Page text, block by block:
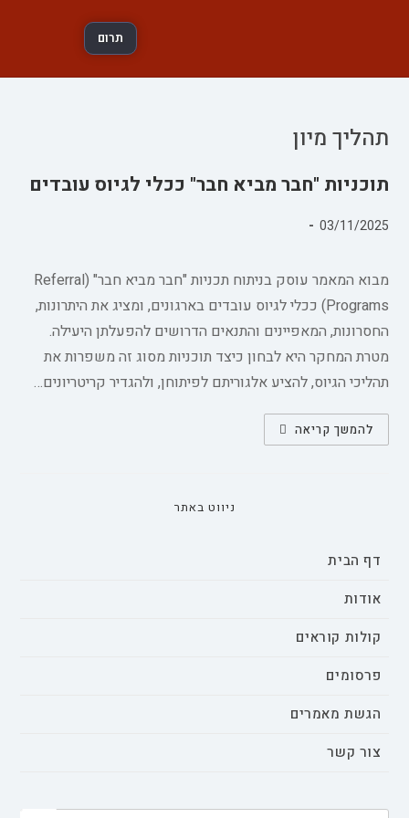
תרום
תהליך מיון
תוכניות "חבר מביא חבר" ככלי לגיוס עובדים
פורסם:
03/11/2025
מבוא המאמר עוסק בניתוח תכניות "חבר מביא חבר" (Referral
Programs) ככלי לגיוס עובדים בארגונים, ומציג את היתרונות,
החסרונות, המאפיינים והתנאים הדרושים להפעלתן היעילה.
מטרת המחקר היא לבחון כיצד תוכניות מסוג זה משפרות את
תהליכי הגיוס, להציע אלגוריתם לפיתוחן, ולהגדיר קריטריונים…
להמשך קריאהתוכניות
"חבר
ניווט באתר
דף הבית
אודות
קולות קוראים
פרסומים
הגשת מאמרים
צור קשר